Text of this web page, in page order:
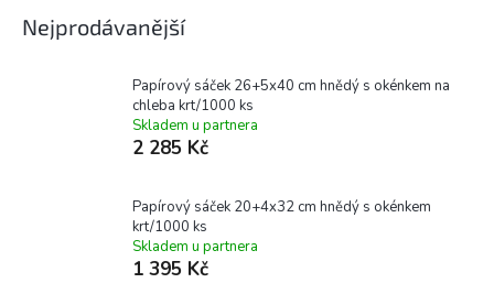
Nejprodávanější
Papírový sáček 26+5x40 cm hnědý s okénkem na
chleba krt/1000 ks
Skladem u partnera
2 285 Kč
Papírový sáček 20+4x32 cm hnědý s okénkem
krt/1000 ks
Skladem u partnera
1 395 Kč